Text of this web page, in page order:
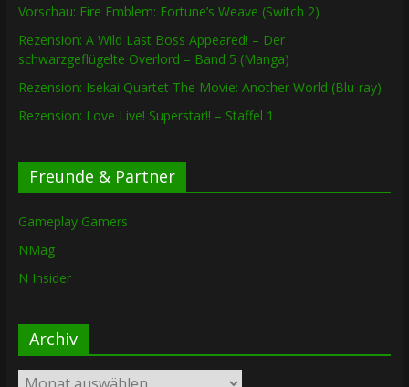
Vorschau: Fire Emblem: Fortune’s Weave (Switch 2)
Rezension: A Wild Last Boss Appeared! – Der
schwarzgeflügelte Overlord – Band 5 (Manga)
Rezension: Isekai Quartet The Movie: Another World (Blu-ray)
Rezension: Love Live! Superstar!! – Staffel 1
Freunde & Partner
Gameplay Gamers
NMag
N Insider
Archiv
Archiv